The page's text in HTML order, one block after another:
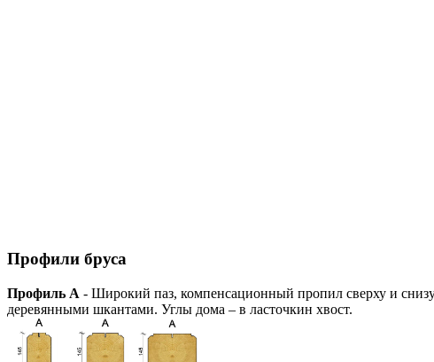
Профили бруса
Профиль А - Широкий паз, компенсационный пропил сверху и
деревянными шкантами. Углы дома – в ласточкин хвост.